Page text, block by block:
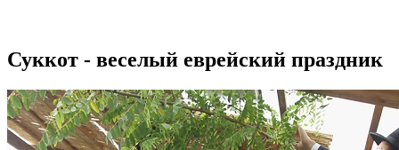
Суккот - веселый еврейский праздник